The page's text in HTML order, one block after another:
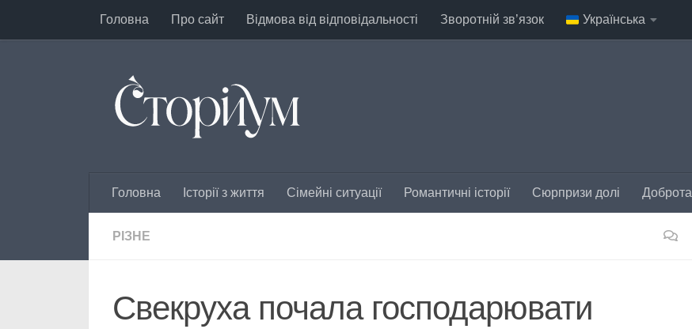
Перейти до вмісту
Головна Про сайт Відмова від відповідальності Зворотній зв’язок Українська
Головна Історії з життя Сімейні ситуації Романтичні історії Сюрпризи долі Доброта
РІЗНЕ
Свекруха почала господарювати